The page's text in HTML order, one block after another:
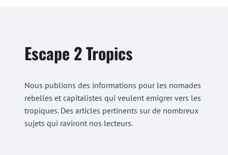
Escape 2 Tropics
Nous publions des informations pour les nomades
rebelles et capitalistes qui veulent emigrer vers les
tropiques. Des articles pertinents sur de nombreux
sujets qui raviront nos lecteurs.